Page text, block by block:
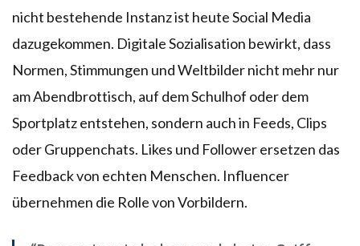
nicht bestehende Instanz ist heute Social Media
dazugekommen. Digitale Sozialisation bewirkt, dass
Normen, Stimmungen und Weltbilder nicht mehr nur
am Abendbrottisch, auf dem Schulhof oder dem
Sportplatz entstehen, sondern auch in Feeds, Clips
oder Gruppenchats. Likes und Follower ersetzen das
Feedback von echten Menschen. Influencer
übernehmen die Rolle von Vorbildern.